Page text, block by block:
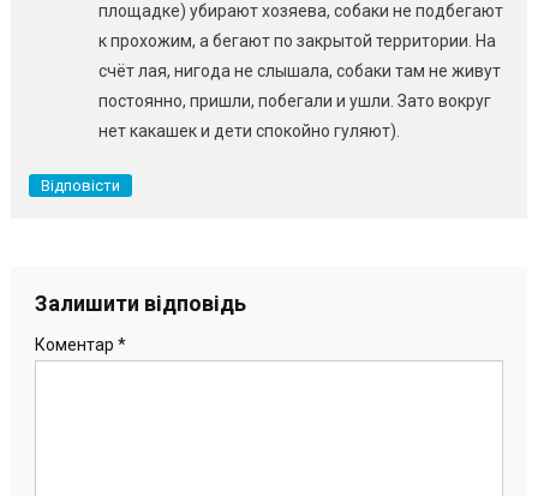
площадке) убирают хозяева, собаки не подбегают
к прохожим, а бегают по закрытой территории. На
счёт лая, нигода не слышала, собаки там не живут
постоянно, пришли, побегали и ушли. Зато вокруг
нет какашек и дети спокойно гуляют).
Відповісти
Залишити відповідь
Коментар *